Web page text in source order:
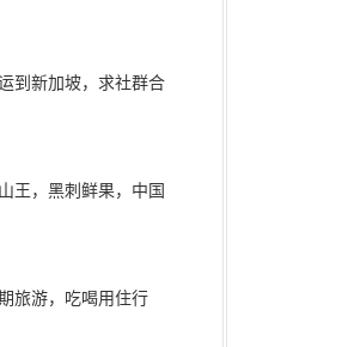
到新加坡，求社群合
王，黑刺鲜果，中国
旅游，吃喝用住行